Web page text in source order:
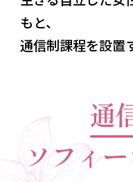
もと、
通信制課程を設置